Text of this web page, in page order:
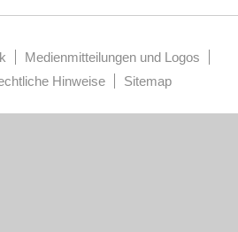
Medienmitteilungen und Logos
Hinweise Sitemap